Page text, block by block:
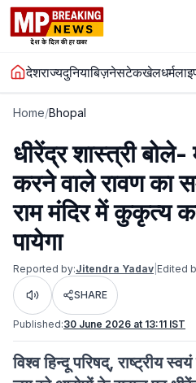
देशराज्यदुनियाबिज़नेसटेकखेलधर्म
Home/Bhopal
धीरेंद्र शास्त्री बोले-
करने वाले रावण का
राम मंदिर में कुकृत्य
पायेगा
Reported by:Jitendra Yadav Edited
Listen SHARE
Published:30 June 2026 at 13:11 IST
विश्व हिन्दू परिषद्, राष्ट्रीय